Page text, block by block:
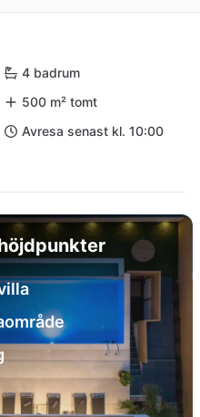
4 badrum
500 m² tomt
Avresa senast kl. 10:00